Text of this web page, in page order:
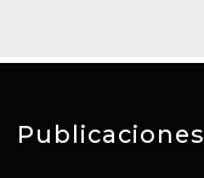
Publicaciones